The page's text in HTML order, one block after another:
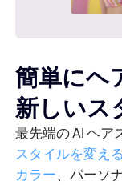
簡単にヘ
新しいス
最先端の AI ヘア
スタイルを変え
カラー、パーソ